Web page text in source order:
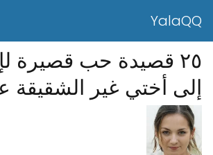
YalaQQ
٢٥ قصيدة حب قصيرة
إلى أختي غير الشقيقة